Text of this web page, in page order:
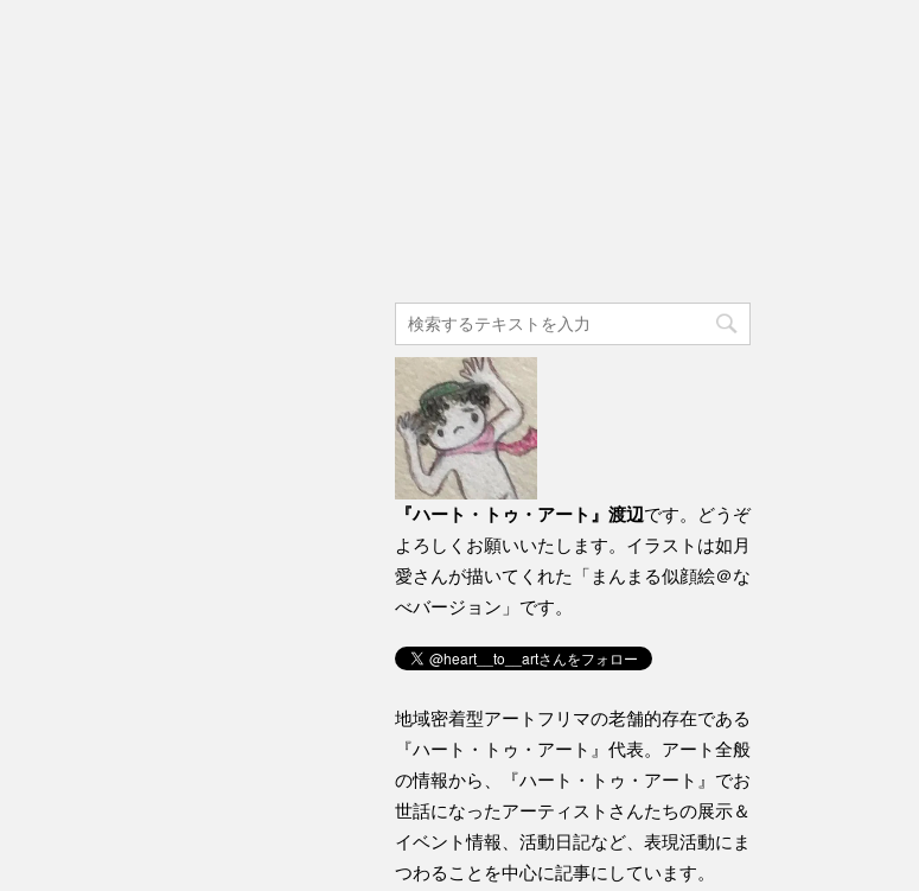
『ハート・トゥ・アート』渡辺です。どうぞ
よろしくお願いいたします。イラストは如月
愛さんが描いてくれた「まんまる似顔絵＠な
べバージョン」です。
地域密着型アートフリマの老舗的存在である
『ハート・トゥ・アート』代表。アート全般
の情報から、『ハート・トゥ・アート』でお
世話になったアーティストさんたちの展示＆
イベント情報、活動日記など、表現活動にま
つわることを中心に記事にしています。